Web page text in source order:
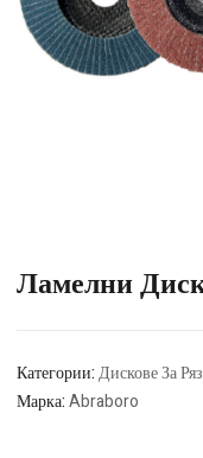
Ламелни
Категории:Дискове За
Марка:Abraboro